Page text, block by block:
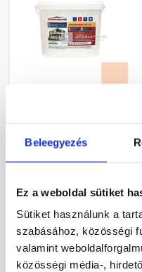
Beleegyezés
Ez a weboldal sütiket
Sütiket használunk a
szabásához, közösségi
valamint
közösségi média-,
vékonyvakolat, kapart 2
1 226 Ft / kg
Megnézem